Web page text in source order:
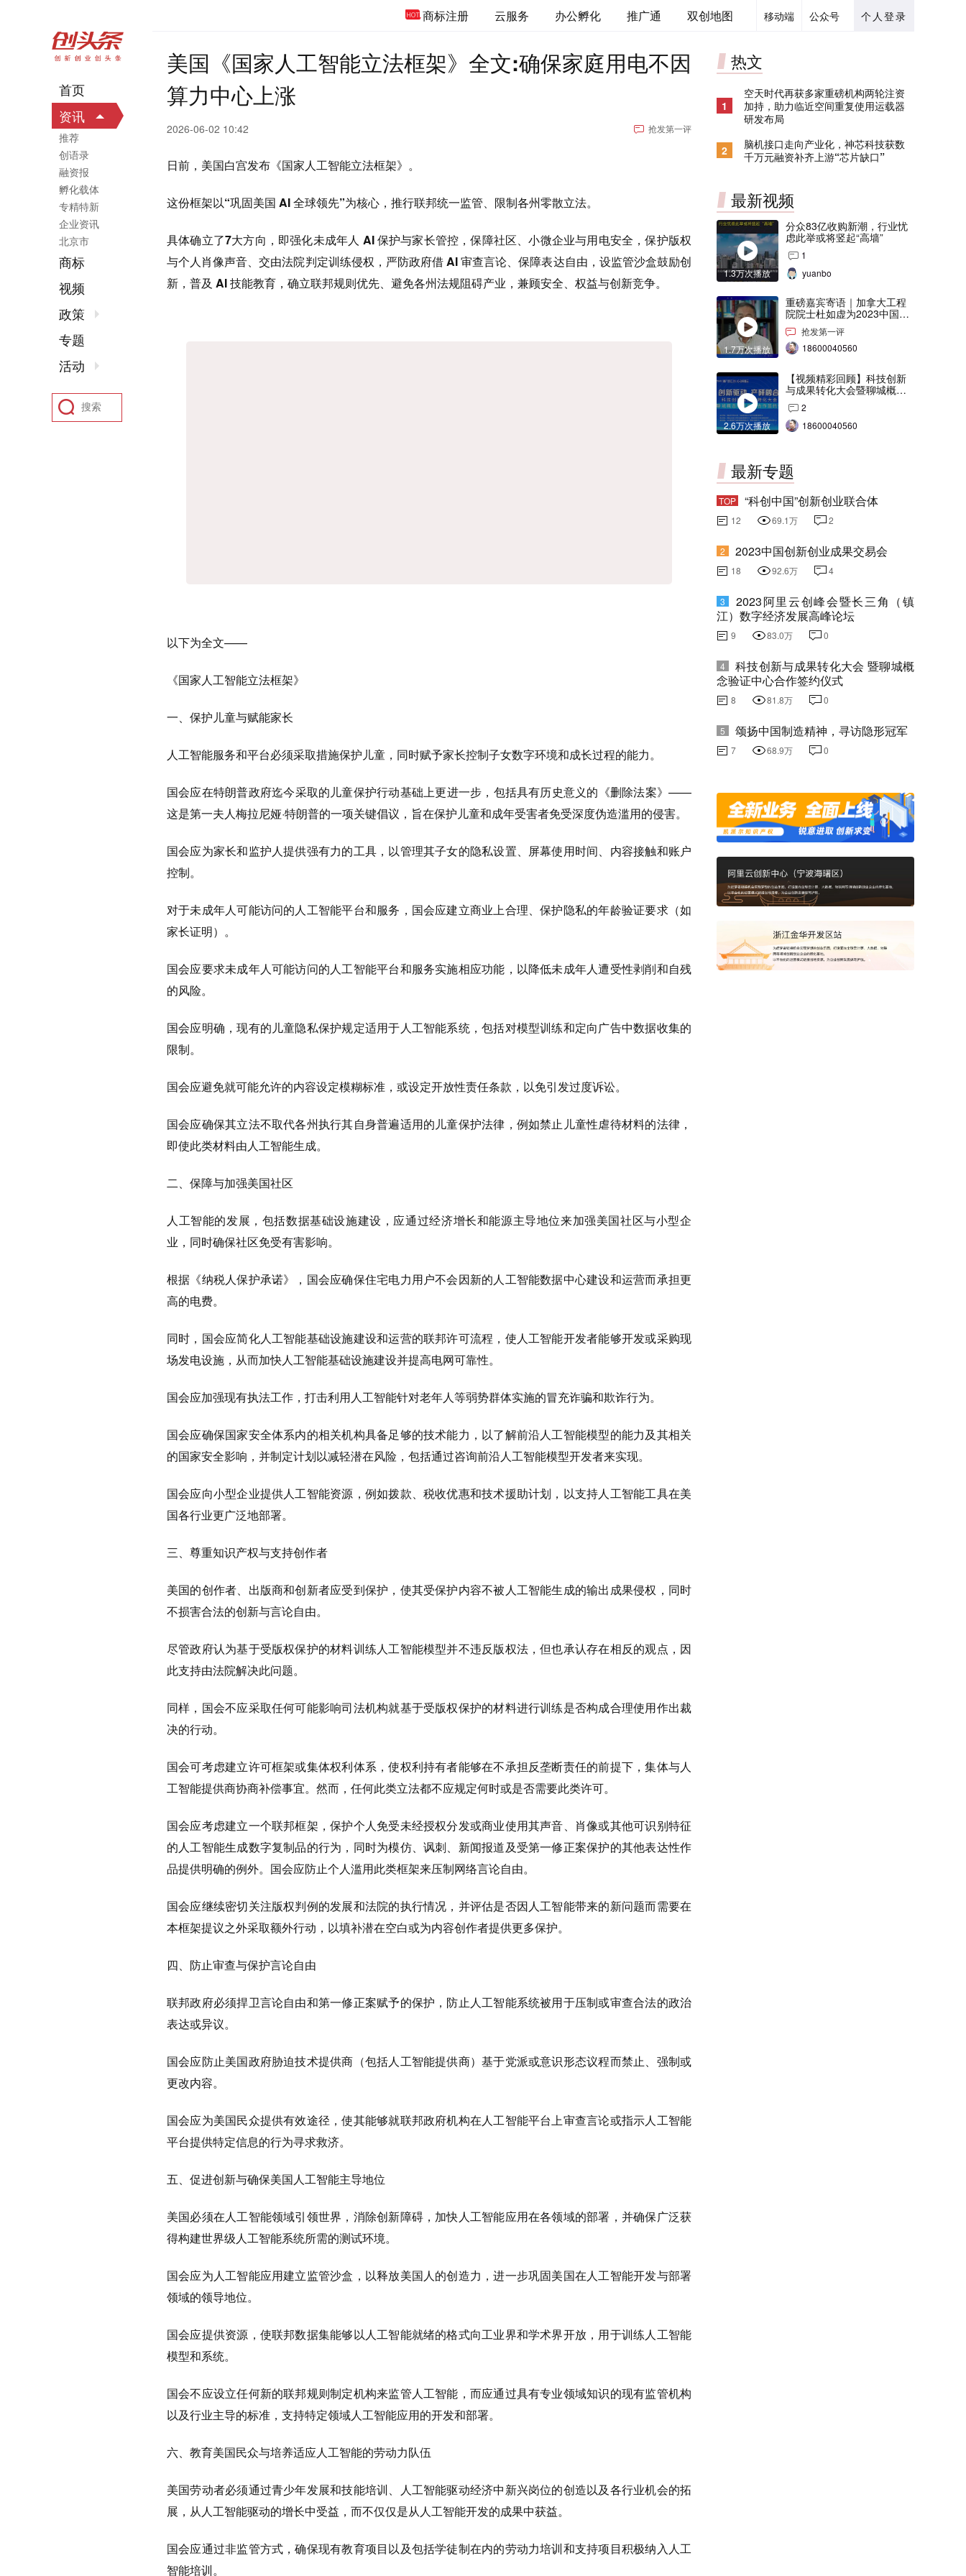
个人登录
公众号
移动端
商标注册 云服务 办公孵化 推广通 双创地图
美国《国家人工智能立法框架》全文:确保家庭用电不因
算力中心上涨
2026-06-02 10:42 抢发第一评
日前，美国白宫发布《国家人工智能立法框架》。
这份框架以“巩固美国 AI 全球领先”为核心，推行联邦统一监管、限制各州零散立法。
具体确立了7大方向，即强化未成年人 AI 保护与家长管控，保障社区、小微企业与用电安全，保护版权
与个人肖像声音、交由法院判定训练侵权，严防政府借 AI 审查言论、保障表达自由，设监管沙盒鼓励创
新，普及 AI 技能教育，确立联邦规则优先、避免各州法规阻碍产业，兼顾安全、权益与创新竞争。
以下为全文——
《国家人工智能立法框架》
一、保护儿童与赋能家长
人工智能服务和平台必须采取措施保护儿童，同时赋予家长控制子女数字环境和成长过程的能力。
国会应在特朗普政府迄今采取的儿童保护行动基础上更进一步，包括具有历史意义的《删除法案》——
这是第一夫人梅拉尼娅·特朗普的一项关键倡议，旨在保护儿童和成年受害者免受深度伪造滥用的侵害。
国会应为家长和监护人提供强有力的工具，以管理其子女的隐私设置、屏幕使用时间、内容接触和账户
控制。
对于未成年人可能访问的人工智能平台和服务，国会应建立商业上合理、保护隐私的年龄验证要求（如
家长证明）。
国会应要求未成年人可能访问的人工智能平台和服务实施相应功能，以降低未成年人遭受性剥削和自残
的风险。
国会应明确，现有的儿童隐私保护规定适用于人工智能系统，包括对模型训练和定向广告中数据收集的
限制。
国会应避免就可能允许的内容设定模糊标准，或设定开放性责任条款，以免引发过度诉讼。
国会应确保其立法不取代各州执行其自身普遍适用的儿童保护法律，例如禁止儿童性虐待材料的法律，
即使此类材料由人工智能生成。
二、保障与加强美国社区
人工智能的发展，包括数据基础设施建设，应通过经济增长和能源主导地位来加强美国社区与小型企
业，同时确保社区免受有害影响。
根据《纳税人保护承诺》，国会应确保住宅电力用户不会因新的人工智能数据中心建设和运营而承担更
高的电费。
同时，国会应简化人工智能基础设施建设和运营的联邦许可流程，使人工智能开发者能够开发或采购现
场发电设施，从而加快人工智能基础设施建设并提高电网可靠性。
国会应加强现有执法工作，打击利用人工智能针对老年人等弱势群体实施的冒充诈骗和欺诈行为。
国会应确保国家安全体系内的相关机构具备足够的技术能力，以了解前沿人工智能模型的能力及其相关
的国家安全影响，并制定计划以减轻潜在风险，包括通过咨询前沿人工智能模型开发者来实现。
国会应向小型企业提供人工智能资源，例如拨款、税收优惠和技术援助计划，以支持人工智能工具在美
国各行业更广泛地部署。
三、尊重知识产权与支持创作者
美国的创作者、出版商和创新者应受到保护，使其受保护内容不被人工智能生成的输出成果侵权，同时
不损害合法的创新与言论自由。
尽管政府认为基于受版权保护的材料训练人工智能模型并不违反版权法，但也承认存在相反的观点，因
此支持由法院解决此问题。
同样，国会不应采取任何可能影响司法机构就基于受版权保护的材料进行训练是否构成合理使用作出裁
决的行动。
国会可考虑建立许可框架或集体权利体系，使权利持有者能够在不承担反垄断责任的前提下，集体与人
工智能提供商协商补偿事宜。然而，任何此类立法都不应规定何时或是否需要此类许可。
国会应考虑建立一个联邦框架，保护个人免受未经授权分发或商业使用其声音、肖像或其他可识别特征
的人工智能生成数字复制品的行为，同时为模仿、讽刺、新闻报道及受第一修正案保护的其他表达性作
品提供明确的例外。国会应防止个人滥用此类框架来压制网络言论自由。
国会应继续密切关注版权判例的发展和法院的执行情况，并评估是否因人工智能带来的新问题而需要在
本框架提议之外采取额外行动，以填补潜在空白或为内容创作者提供更多保护。
四、防止审查与保护言论自由
联邦政府必须捍卫言论自由和第一修正案赋予的保护，防止人工智能系统被用于压制或审查合法的政治
表达或异议。
国会应防止美国政府胁迫技术提供商（包括人工智能提供商）基于党派或意识形态议程而禁止、强制或
更改内容。
国会应为美国民众提供有效途径，使其能够就联邦政府机构在人工智能平台上审查言论或指示人工智能
平台提供特定信息的行为寻求救济。
五、促进创新与确保美国人工智能主导地位
美国必须在人工智能领域引领世界，消除创新障碍，加快人工智能应用在各领域的部署，并确保广泛获
得构建世界级人工智能系统所需的测试环境。
国会应为人工智能应用建立监管沙盒，以释放美国人的创造力，进一步巩固美国在人工智能开发与部署
领域的领导地位。
国会应提供资源，使联邦数据集能够以人工智能就绪的格式向工业界和学术界开放，用于训练人工智能
模型和系统。
国会不应设立任何新的联邦规则制定机构来监管人工智能，而应通过具有专业领域知识的现有监管机构
以及行业主导的标准，支持特定领域人工智能应用的开发和部署。
六、教育美国民众与培养适应人工智能的劳动力队伍
美国劳动者必须通过青少年发展和技能培训、人工智能驱动经济中新兴岗位的创造以及各行业机会的拓
展，从人工智能驱动的增长中受益，而不仅仅是从人工智能开发的成果中获益。
国会应通过非监管方式，确保现有教育项目以及包括学徒制在内的劳动力培训和支持项目积极纳入人工
智能培训。
热文
1
空天时代再获多家重磅机构两轮注资
加持，助力临近空间重复使用运载器
研发布局
2
脑机接口走向产业化，神芯科技获数
千万元融资补齐上游“芯片缺口”
最新视频
1.3万次播放
分众83亿收购新潮，行业忧
虑此举或将竖起“高墙”
1
yuanbo
1.7万次播放
重磅嘉宾寄语｜加拿大工程
院院士杜如虚为2023中国创
交会打Call！
抢发第一评
18600040560
2.6万次播放
【视频精彩回顾】科技创新
与成果转化大会暨聊城概念
验证中心合作签约仪式
2
18600040560
最新专题
TOP “科创中国”创新创业联合体
12 69.1万 2
2 2023中国创新创业成果交易会
18 92.6万 4
3
2023阿里云创峰会暨长三角（镇
江）数字经济发展高峰论坛
9 83.0万 0
4
科技创新与成果转化大会 暨聊城概
念验证中心合作签约仪式
8 81.8万 0
5 颂扬中国制造精神，寻访隐形冠军
7 68.9万 0
首页
资讯
推荐
创语录
融资报
孵化载体
专精特新
企业资讯
北京市
商标
视频
政策
专题
活动